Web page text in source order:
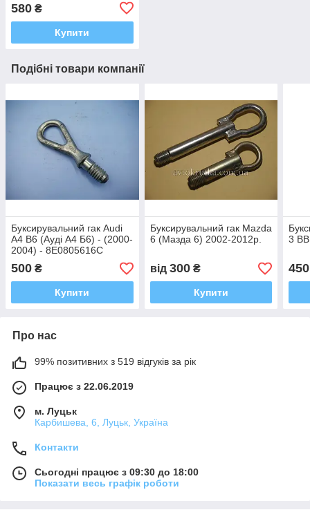
580 ₴
Купити
Подібні товари компанії
Буксирувальний гак Audi
А4 B6 (Ауді А4 Б6) - (2000-
2004) - 8E0805616C
500 ₴
Купити
Буксирувальний гак Mazda
6 (Мазда 6) 2002-2012р.
від 300₴
Купити
3
450
Про нас
99% позитивних з 519 відгуків за рік
Працює з 22.06.2019
м. Луцьк
Карбишева, 6, Луцьк, Україна
Контакти
Сьогодні працює з 09:30 до 18:00
Показати весь графік роботи